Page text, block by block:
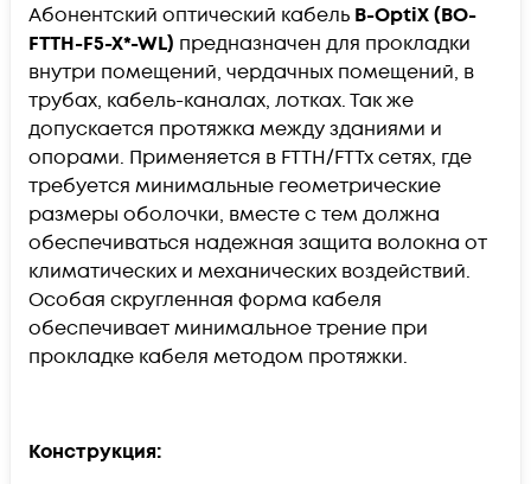
Абонентский оптический кабель B-OptiX (BO-
FTTH-F5-X*-WL) предназначен для прокладки
внутри помещений, чердачных помещений, в
трубах, кабель-каналах, лотках. Так же
допускается протяжка между зданиями и
опорами. Применяется в FTTH/FTTx сетях, где
требуется минимальные геометрические
размеры оболочки, вместе с тем должна
обеспечиваться надежная защита волокна от
климатических и механических воздействий.
Особая скругленная форма кабеля
обеспечивает минимальное трение при
прокладке кабеля методом протяжки.
Конструкция: